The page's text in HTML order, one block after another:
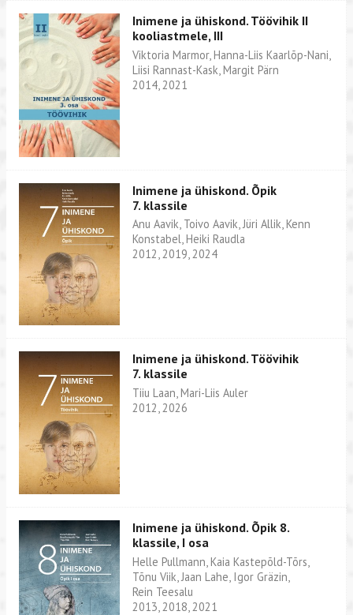
Inimene ja ühiskond. Töövihik II
kooliastmele, III
Viktoria Marmor, Hanna-Liis Kaarlõp-Nani,
Liisi Rannast-Kask, Margit Pärn
2014, 2021
Inimene ja ühiskond. Õpik
7. klassile
Anu Aavik, Toivo Aavik, Jüri Allik, Kenn
Konstabel, Heiki Raudla
2012, 2019, 2024
Inimene ja ühiskond. Töövihik
7. klassile
Tiiu Laan, Mari-Liis Auler
2012, 2026
Inimene ja ühiskond. Õpik 8.
klassile, I osa
Helle Pullmann, Kaia Kastepõld-Tõrs,
Tõnu Viik, Jaan Lahe, Igor Gräzin,
Rein Teesalu
2013, 2018, 2021